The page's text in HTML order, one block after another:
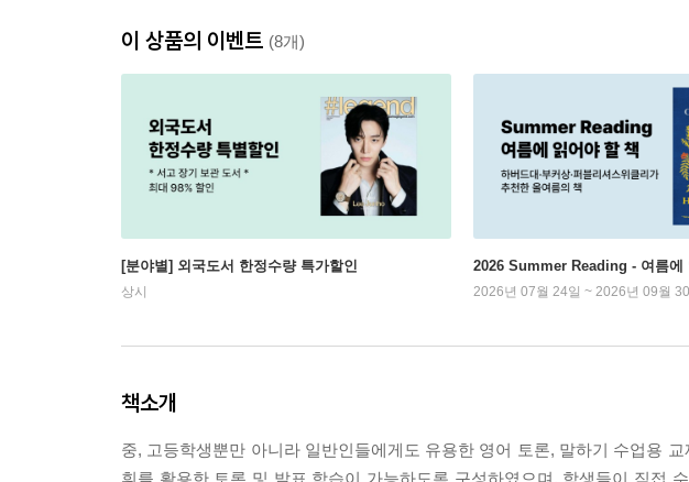
이 상품의 이벤트 (8개)
[분야별] 외국도서 한정수량 특가할인
상시
2026 Summer Reading - 여름에
2026년 07월 24일 ~ 2026년 09월
책소개
중, 고등학생뿐만 아니라 일반인들에게도 유용한 영어 토론, 말하기 수업용
휘를 활용한 토론 및 발표 학습이 가능하도록 구성하였으며, 학생들이 직접